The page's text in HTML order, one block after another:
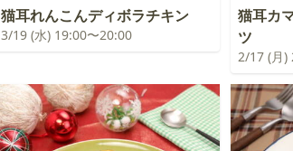
猫耳れんこんディボラチキン
3/19 (水) 19:00〜20:00
猫耳カ
ツ
2/17 (月)